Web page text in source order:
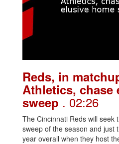
Reds, in
Athletics, chase
sweep . 02:26
The Cincinnati Reds will seek
sweep of the season and just
year overall when they host